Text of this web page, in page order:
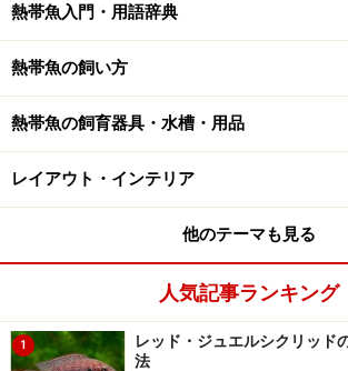
熱帯魚入門・用語辞典
熱帯魚の飼い方
熱帯魚の飼育器具・水槽・用品
レイアウト・インテリア
他のテーマも見る
人気記事ランキング
1
レッド・ジュエルシクリッド
法